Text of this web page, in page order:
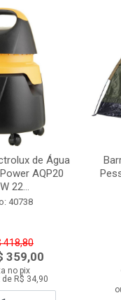
de Água
AQP20
22...
40738
418,80
359,00
no pix
R$ 34,90